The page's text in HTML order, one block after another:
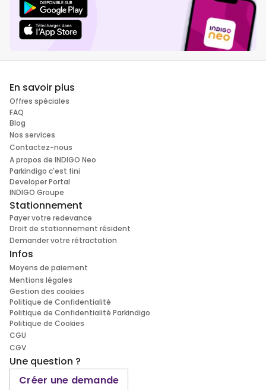
En savoir plus
Offres spéciales
FAQ
Blog
Nos services
Contactez-nous
A propos de INDIGO Neo
Parkindigo c'est fini
Developer Portal
INDIGO Groupe
Stationnement
Payer votre redevance
Droit de stationnement résident
Demander votre rétractation
Infos
Moyens de paiement
Mentions légales
Gestion des cookies
Politique de Confidentialité
Politique de Confidentialité Parkindigo
Politique de Cookies
CGU
CGV
Une question ?
Créer une demande